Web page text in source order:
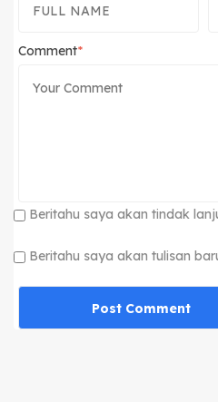
Comment
Beritahu saya akan tindak
Beritahu saya akan tulisan